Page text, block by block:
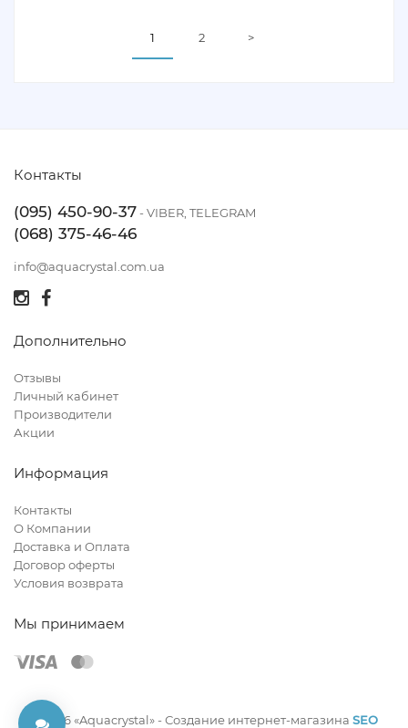
1 2 >
Контакты
(095) 450-90-37- VIBER, TELEGRAM
(068) 375-46-46
info@aquacrystal.com.ua
Дополнительно
Отзывы
Личный кабинет
Производители
Акции
Информация
Контакты
О Компании
Доставка и Оплата
Договор оферты
Условия возврата
Мы принимаем
© 2026 «Aquacrystal» -Создание интернет-магазина SEO